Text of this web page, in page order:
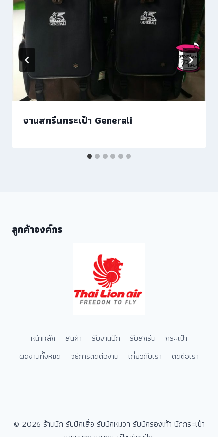
งานสกรีนกระเป๋า Generali
ลูกค้าองค์กร
หน้าหลัก สินค้า รับงานปัก รับสกรีน
กระเป๋า
ผลงานทั้งหมด
วิธีการติดต่องาน เกี่ยวกับเรา ติดต่อเรา
© 2026 ร้านปัก รับปักเสื้อ รับปักหมวก รับปักรองเท้า ปักกระเป๋า